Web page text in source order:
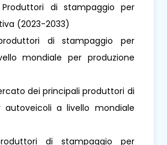
di stampaggio per
(2023-2033)
di stampaggio per
mondiale per produzione
dei principali produttori di
autoveicoli a livello mondiale
di stampaggio per